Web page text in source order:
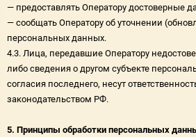
— предоставлять Оператору достоверные
— сообщать Оператору об уточнении
персональных данных.
4.3. Лица, передавшие Оператору
либо сведения о другом субъекте
согласия последнего, несут
законодательством РФ.
5. Принципы обработки персональных